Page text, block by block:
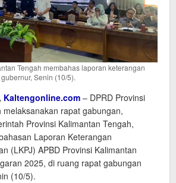
Tengah membahas laporan keterangan
Senin (10/5).
Kaltengonline.com – DPRD Provinsi
melaksanakan rapat gabungan,
Provinsi Kalimantan Tengah,
Laporan Keterangan
(LKPJ) APBD Provinsi Kalimantan
2025, di ruang rapat gabungan
(10/5).